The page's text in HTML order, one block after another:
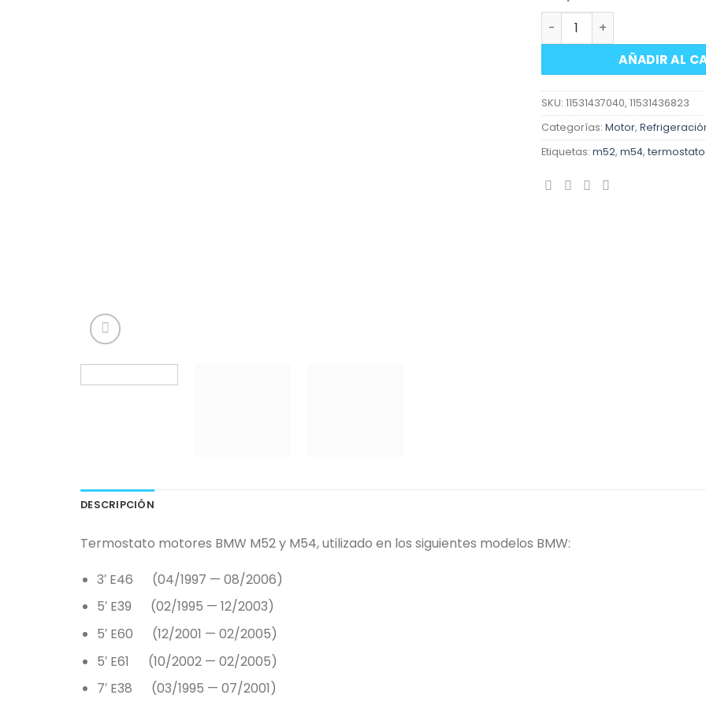
Termostato motores BMW
AÑADIR AL
SKU: 11531437040, 11531436823
Categorías: Motor,
Etiquetas: m52, m54, termostato
DESCRIPCIÓN
Termostato motores BMW M52 y M54, utilizado en los siguientes modelos BMW:
3′ E46 (04/1997 — 08/2006)
5′ E39 (02/1995 — 12/2003)
5′ E60 (12/2001 — 02/2005)
5′ E61 (10/2002 — 02/2005)
7′ E38 (03/1995 — 07/2001)